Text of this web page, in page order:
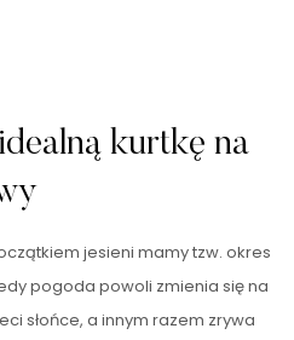
kurtkę na
jesieni mamy tzw. okres
pogoda powoli zmienia się na
słońce, a innym razem zrywa